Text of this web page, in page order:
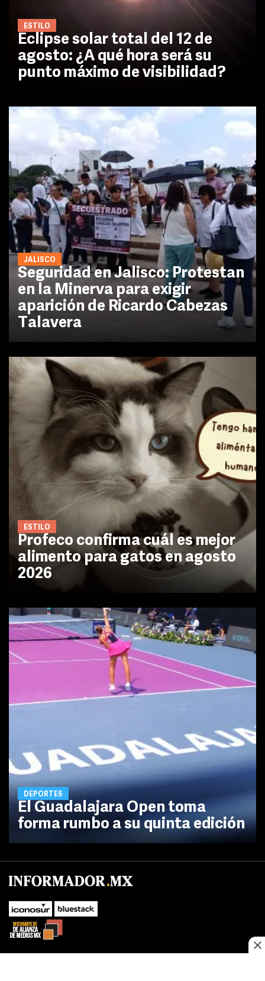
ESTILO
Eclipse solar total del 12 de
agosto: ¿A qué hora será su
punto máximo de visibilidad?
JALISCO
Seguridad en Jalisco: Protestan
en la Minerva para exigir
aparición de Ricardo Cabezas
Talavera
ESTILO
Profeco confirma cuál es mejor
alimento para gatos en agosto
2026
DEPORTES
El Guadalajara Open toma
forma rumbo a su quinta edición